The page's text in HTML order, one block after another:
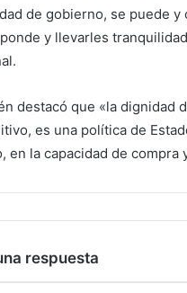
de gobierno, se puede
y llevarles
destacó que «la dignidad
es una política de
en la capacidad de
respuesta